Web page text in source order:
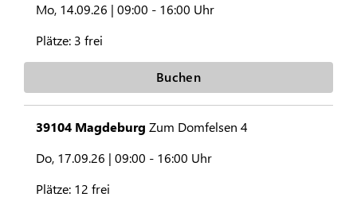
Mo, 14.09.26 | 09:00 - 16:00 Uhr
Plätze: 3 frei
Buchen
39104 Magdeburg Zum Domfelsen 4
Do, 17.09.26 | 09:00 - 16:00 Uhr
Plätze: 12 frei